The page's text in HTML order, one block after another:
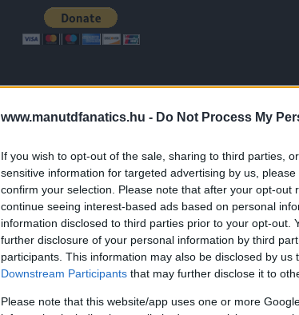
www.manutdfanatics.hu - Do Not Process My
If you wish to opt-out of the sale, sharing to third parties,
sensitive information for targeted advertising by us,
confirm your selection. Please note that after your opt-out
continue seeing interest-based ads based on personal
information disclosed to third parties prior to your opt-out.
further disclosure of your personal information by third
participants. This information may also be disclosed by us
Downstream Participants that may further disclose it to
Please note that this website/app uses one or more